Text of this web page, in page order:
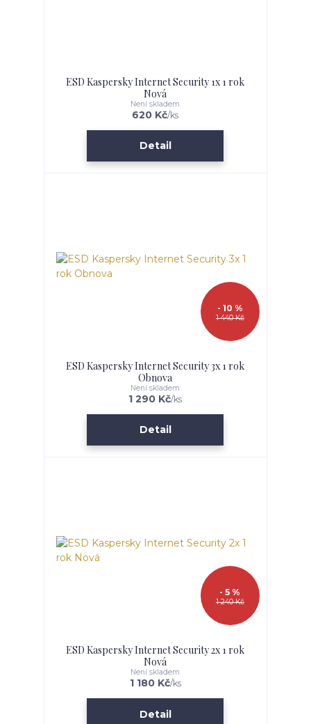
ESD Kaspersky Internet Security 1x 1 rok
Nová
620 Kč/ks
Není skladem
Detail
1 440 Kč
- 10 %
ESD Kaspersky Internet Security 3x 1 rok
Obnova
1 290 Kč/ks
Není skladem
Detail
1 240 Kč
- 5 %
ESD Kaspersky Internet Security 2x 1 rok
Nová
1 180 Kč/ks
Není skladem
Detail